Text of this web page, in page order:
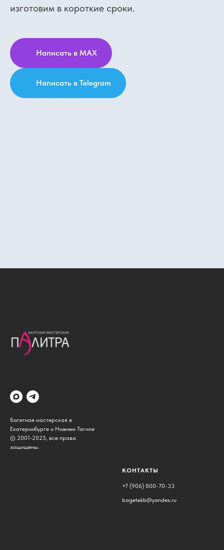
изготовим в короткие сроки.
Написать в MAX
Написать в Telegram
Багетная мастерская в
Екатеринбурге и Нижнем Тагиле
© 2001-2025, все права
защищены.
КОНТАКТЫ
+7 (906) 800-70-33
bagetekb@yandex.ru